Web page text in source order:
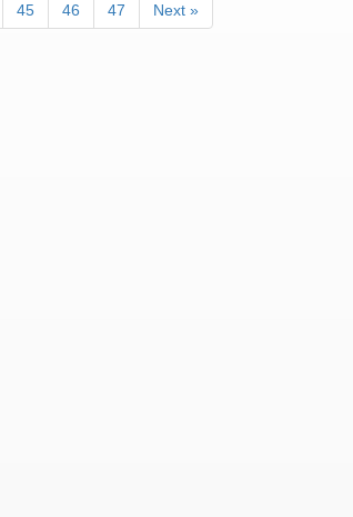
45 46 47 Next »